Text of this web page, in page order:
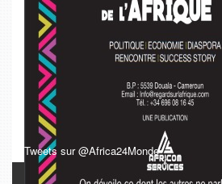
Tweets sur @Africa24Monde